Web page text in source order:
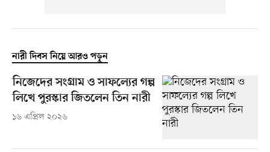
নারী দিবস নিয়ে আরও পড়ুন
নিজেদের সংগ্রাম ও সাফল্যের গল্প
লিখে পুরস্কার জিতলেন তিন নারী
১৬ এপ্রিল ২০২৬